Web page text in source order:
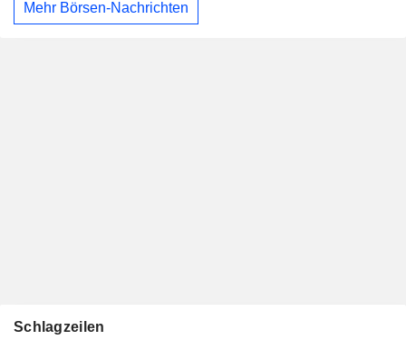
Mehr Börsen-Nachrichten
Schlagzeilen